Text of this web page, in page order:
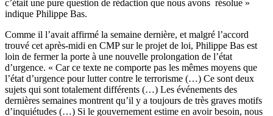
c’était une pure question de rédaction que nous avons résolue »
indique Philippe Bas.
Comme il l’avait affirmé la semaine dernière, et malgré l’accord
trouvé cet après-midi en CMP sur le projet de loi, Philippe Bas est
loin de fermer la porte à une nouvelle prolongation de l’état
d’urgence. « Car ce texte ne comporte pas les mêmes moyens que
l’état d’urgence pour lutter contre le terrorisme (…) Ce sont deux
sujets qui sont totalement différents (…) Les événements des
dernières semaines montrent qu’il y a toujours de très graves motifs
d’inquiétudes (…) Si le gouvernement estime en avoir besoin, nous